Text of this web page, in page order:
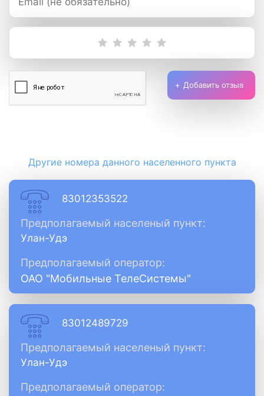
Добавить отзыв
Другие номера данного населенного пункта
83012353522
Предполагаемый населеный пункт:
Улан-Удэ
Предполагаемый оператор:
ОАО "Мобильные ТелеСистемы"
83012489729
Предполагаемый населеный пункт:
Улан-Удэ
Предполагаемый оператор: